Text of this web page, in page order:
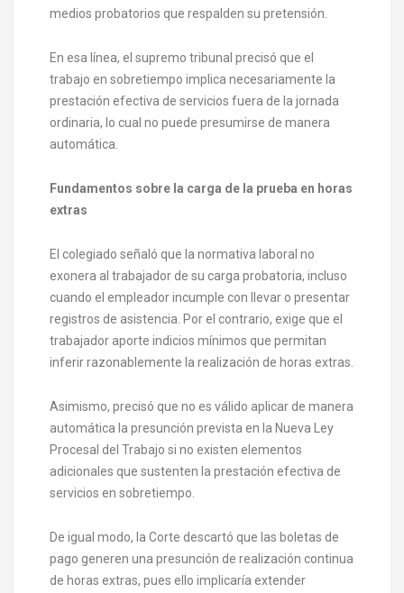
medios probatorios que respalden su pretensión.
En esa línea, el supremo tribunal precisó que el
trabajo en sobretiempo implica necesariamente la
prestación efectiva de servicios fuera de la jornada
ordinaria, lo cual no puede presumirse de manera
automática.
Fundamentos sobre la carga de la prueba en horas
extras
El colegiado señaló que la normativa laboral no
exonera al trabajador de su carga probatoria, incluso
cuando el empleador incumple con llevar o presentar
registros de asistencia. Por el contrario, exige que el
trabajador aporte indicios mínimos que permitan
inferir razonablemente la realización de horas extras.
Asimismo, precisó que no es válido aplicar de manera
automática la presunción prevista en la Nueva Ley
Procesal del Trabajo si no existen elementos
adicionales que sustenten la prestación efectiva de
servicios en sobretiempo.
De igual modo, la Corte descartó que las boletas de
pago generen una presunción de realización continua
de horas extras, pues ello implicaría extender